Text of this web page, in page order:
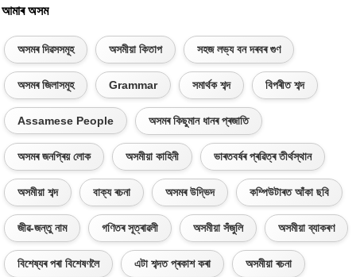
আমাৰ অসম
অসমৰ দিৱসসমূহ অসমীয়া কিতাপ সহজ লভ্য বন দৰবৰ গুণ
অসমৰ জিলাসমূহ Grammar সমাৰ্থক শব্দ বিপৰীত শব্দ
Assamese People অসমৰ কিছুমান ধানৰ প্ৰজাতি
অসমৰ জনপ্ৰিয় লোক অসমীয়া কাহিনী ভাৰতবৰ্ষৰ প্ৰৱিত্ৰ তীৰ্থস্থান
অসমীয়া শব্দ বাক্য ৰচনা অসমৰ উদ্ভিদ কম্পিউটাৰত আঁকা ছবি
জীৱ-জন্তু নাম গণিতৰ সূত্ৰাৱলী অসমীয়া সঁজুলি অসমীয়া ব্যাকৰণ
বিশেষ্যৰ পৰা বিশেষণলৈ এটা শব্দত প্ৰকাশ কৰা অসমীয়া ৰচনা